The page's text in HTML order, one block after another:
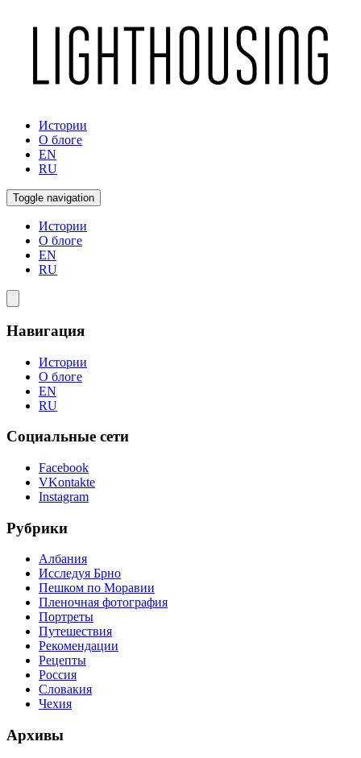
Истории
О блоге
EN
RU
Toggle navigation
Истории
О блоге
EN
RU
Навигация
Истории
О блоге
EN
RU
Социальные сети
Facebook
VKontakte
Instagram
Рубрики
Албания
Исследуя Брно
Пешком по Моравии
Пленочная фотография
Портреты
Путешествия
Рекомендации
Рецепты
Россия
Словакия
Чехия
Архивы